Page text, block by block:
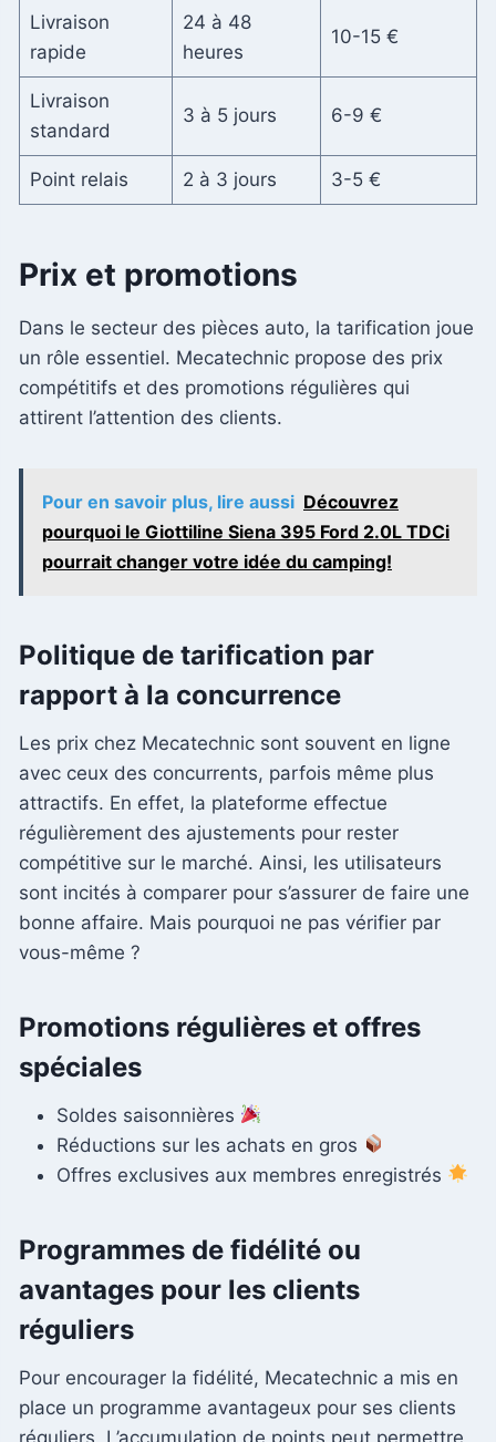
Livraison
rapide
24 à 48
heures
10-15 €
Livraison
standard
3 à 5 jours 6-9 €
Point relais 2 à 3 jours 3-5 €
Prix et promotions
Dans le secteur des pièces auto, la tarification joue
un rôle essentiel. Mecatechnic propose des prix
compétitifs et des promotions régulières qui
attirent l’attention des clients.
Pour en savoir plus, lire aussi Découvrez
pourquoi le Giottiline Siena 395 Ford 2.0L TDCi
pourrait changer votre idée du camping!
Politique de tarification par
rapport à la concurrence
Les prix chez Mecatechnic sont souvent en ligne
avec ceux des concurrents, parfois même plus
attractifs. En effet, la plateforme effectue
régulièrement des ajustements pour rester
compétitive sur le marché. Ainsi, les utilisateurs
sont incités à comparer pour s’assurer de faire une
bonne affaire. Mais pourquoi ne pas vérifier par
vous-même ?
Promotions régulières et offres
spéciales
Soldes saisonnières
Réductions sur les achats en gros
Offres exclusives aux membres enregistrés
Programmes de fidélité ou
avantages pour les clients
réguliers
Pour encourager la fidélité, Mecatechnic a mis en
place un programme avantageux pour ses clients
réguliers. L’accumulation de points peut permettre